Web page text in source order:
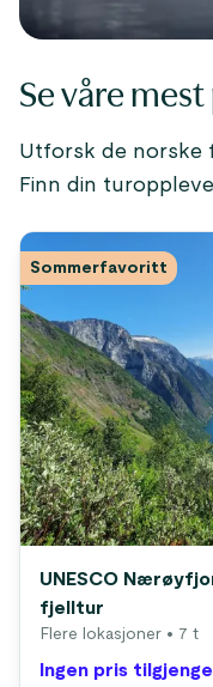
Se våre
Utforsk de norske
Finn din
Sommerfavoritt
UNESCO
fjelltur
Flere lokasjoner • 7 t
Ingen pris